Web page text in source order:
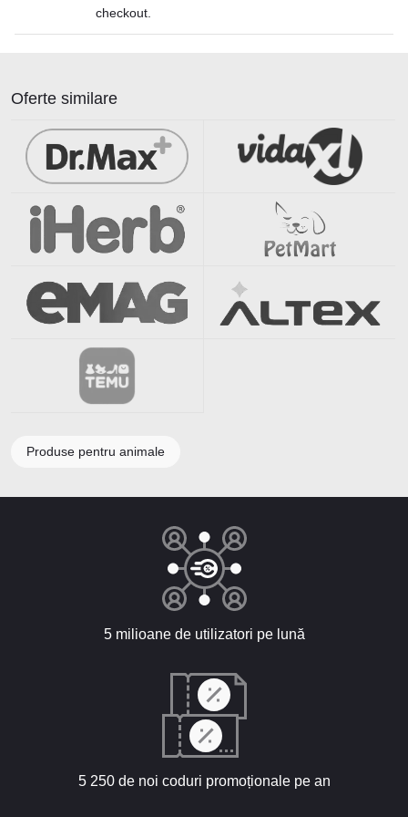
checkout.
Oferte similare
Produse pentru animale
5 milioane de utilizatori pe lună
5 250 de noi coduri promoționale pe an